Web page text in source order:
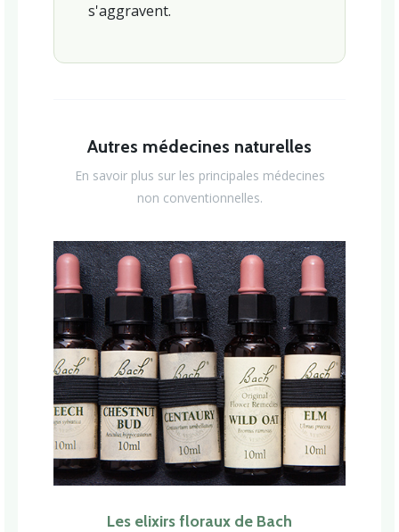
s'aggravent.
Autres médecines naturelles
En savoir plus sur les principales médecines
non conventionnelles.
Les elixirs floraux de Bach